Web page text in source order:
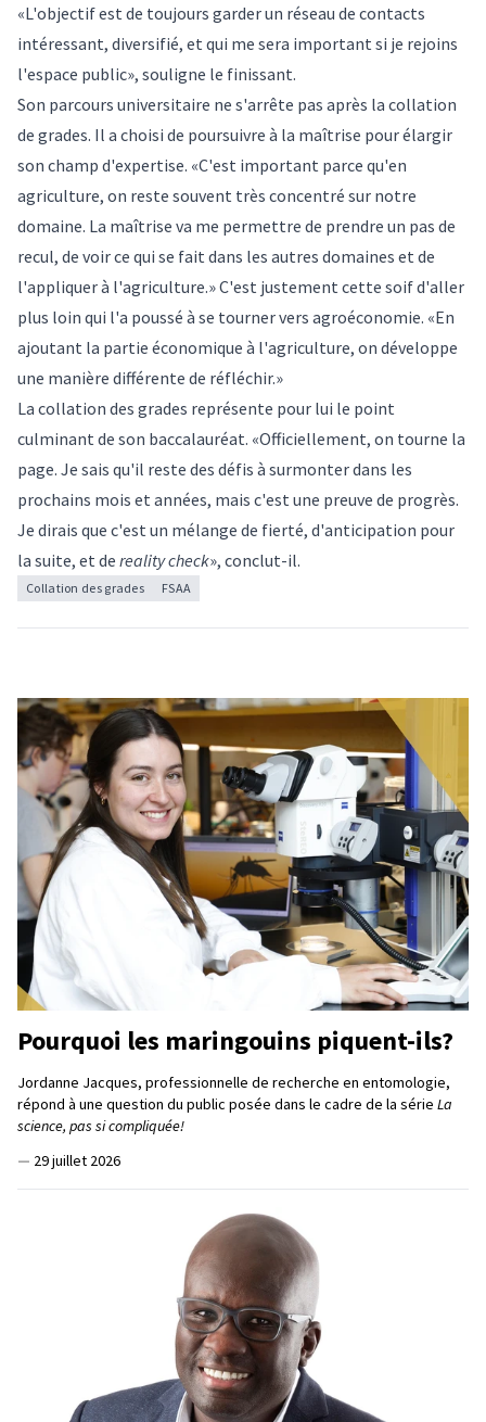
«L'objectif est de toujours garder un réseau de contacts
intéressant, diversifié, et qui me sera important si je rejoins
l'espace public», souligne le finissant.
Son parcours universitaire ne s'arrête pas après la collation
de grades. Il a choisi de poursuivre à la maîtrise pour élargir
son champ d'expertise. «C'est important parce qu'en
agriculture, on reste souvent très concentré sur notre
domaine. La maîtrise va me permettre de prendre un pas de
recul, de voir ce qui se fait dans les autres domaines et de
l'appliquer à l'agriculture.» C'est justement cette soif d'aller
plus loin qui l'a poussé à se tourner vers agroéconomie. «En
ajoutant la partie économique à l'agriculture, on développe
une manière différente de réfléchir.»
La collation des grades représente pour lui le point
culminant de son baccalauréat. «Officiellement, on tourne la
page. Je sais qu'il reste des défis à surmonter dans les
prochains mois et années, mais c'est une preuve de progrès.
Je dirais que c'est un mélange de fierté, d'anticipation pour
la suite, et de reality check», conclut-il.
Collation des grades FSAA
Pourquoi les maringouins piquent-ils?
Jordanne Jacques, professionnelle de recherche en entomologie,
répond à une question du public posée dans le cadre de la série La
science, pas si compliquée!
— 29 juillet 2026